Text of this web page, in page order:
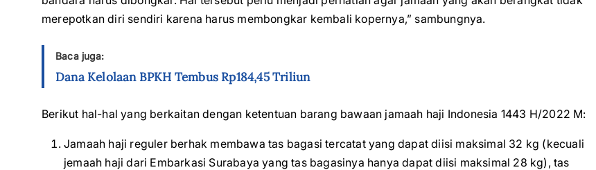
merepotkan diri sendiri karena harus membongkar kembali kopernya,” sambungnya.
Baca juga:
Dana Kelolaan BPKH Tembus Rp184,45 Triliun
Berikut hal-hal yang berkaitan dengan ketentuan barang bawaan jamaah haji Indonesia 1443 H/2022 M:
Jamaah haji reguler berhak membawa tas bagasi tercatat yang dapat diisi maksimal 32 kg (kecuali
jemaah haji dari Embarkasi Surabaya yang tas bagasinya hanya dapat diisi maksimal 28 kg), tas